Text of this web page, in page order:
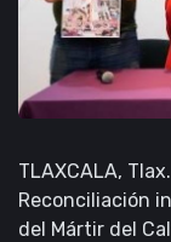
TLAXCALA,
Reconciliación
del Mártir del